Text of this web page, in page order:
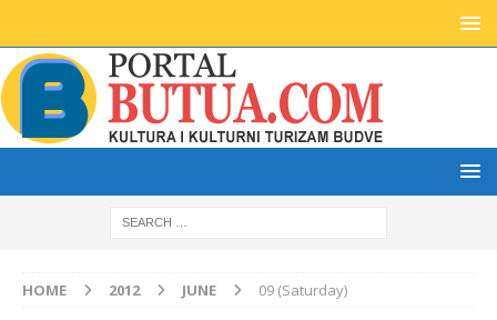
HOME 2012 JUNE 09 (Saturday)